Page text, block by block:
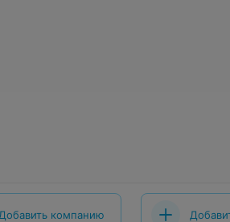
Добавить компанию